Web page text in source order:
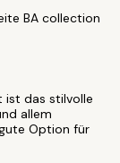
BA collection
ist das stilvolle
allem
Option für